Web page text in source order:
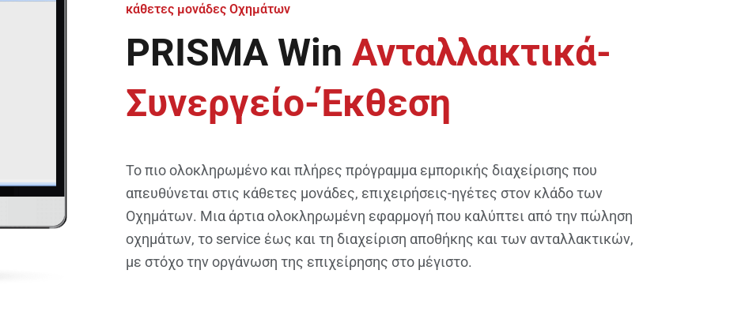
κάθετες μονάδες Οχημάτων
PRISMA WinΑνταλλακτικά-
Συνεργείο-Έκθεση
Το πιο ολοκληρωμένο και πλήρες πρόγραμμα εμπορικής διαχείρισης που
απευθύνεται στις κάθετες μονάδες, επιχειρήσεις-ηγέτες στον κλάδο των
Οχημάτων. Μια άρτια ολοκληρωμένη εφαρμογή που καλύπτει από την πώληση
οχημάτων, το service έως και τη διαχείριση αποθήκης και των ανταλλακτικών,
με στόχο την οργάνωση της επιχείρησης στο μέγιστο.